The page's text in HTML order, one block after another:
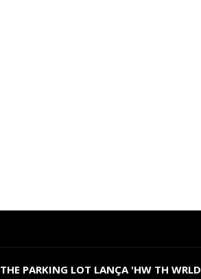
THE PARKING LOT LANÇA 'HW TH WRLD